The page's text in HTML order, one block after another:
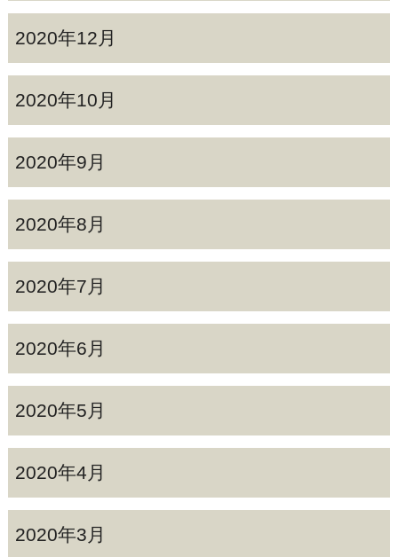
2020年12月
2020年10月
2020年9月
2020年8月
2020年7月
2020年6月
2020年5月
2020年4月
2020年3月